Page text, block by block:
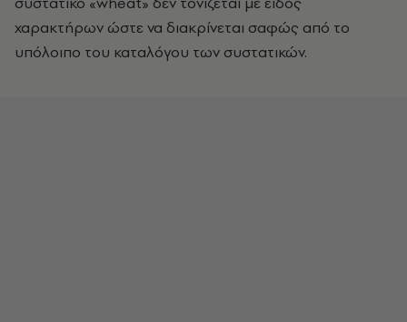
χαρακτήρων ώστε να διακρίνεται σαφώς από το
υπόλοιπο του καταλόγου των συστατικών.